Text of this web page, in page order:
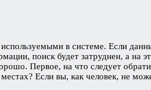
в системе. Если
поиск будет затруднен, а на
Первое, на что следует
Если вы, как человек, не